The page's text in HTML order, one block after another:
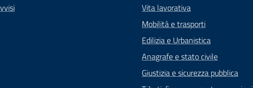
Vita lavorativa
Mobilità e trasporti
Edilizia e Urbanistica
Anagrafe e stato civile
Giustizia e sicurezza pubblica